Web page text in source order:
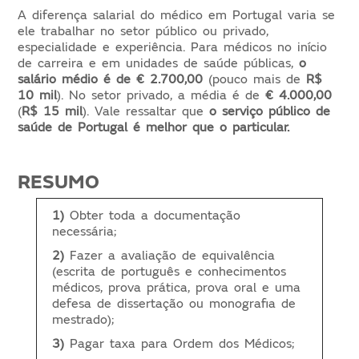
A diferença salarial do médico em Portugal varia se
ele trabalhar no setor público ou privado,
especialidade e experiência. Para médicos no início
de carreira e em unidades de saúde públicas,o
salário médio é de € 2.700,00 (pouco mais de R$
10 mil). No setor privado, a média é de€ 4.000,00
(R$ 15 mil). Vale ressaltar queo serviço público de
saúde de Portugal é melhor que o particular.
RESUMO
1) Obter toda a documentação
necessária;
2) Fazer a avaliação de equivalência
(escrita de português e conhecimentos
médicos, prova prática, prova oral e uma
defesa de dissertação ou monografia de
mestrado);
3) Pagar taxa para Ordem dos Médicos;